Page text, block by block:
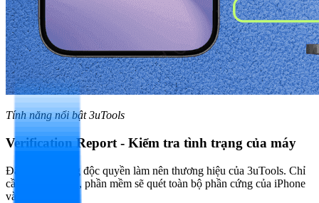
Tính năng nổi bật 3uTools
Verification Report - Kiểm tra tình trạng của máy
Đây là tính năng độc quyền làm nên thương hiệu của 3uTools. Chỉ
cần một cú click, phần mềm sẽ quét toàn bộ phần cứng của iPhone
và cho bạn biết: